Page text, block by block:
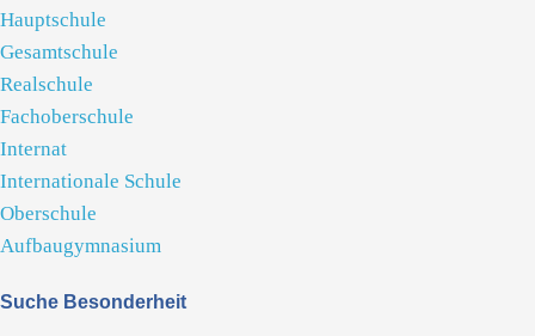
Hauptschule
Gesamtschule
Realschule
Fachoberschule
Internat
Internationale Schule
Oberschule
Aufbaugymnasium
Suche Besonderheit